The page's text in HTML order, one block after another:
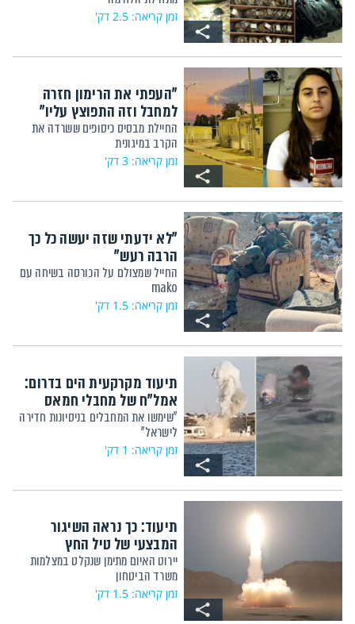
זמן קריאה: 2.5 דק'
"העפתי את הרימון חזרה
למחבל וזה התפוצץ עליו"
החיילת מבסיס כיסופים ששרדה את
הקרב במיגונית
זמן קריאה: 3 דק'
"לא ידעתי שזה יעשה כל כך
הרבה רעש"
החייל שמצולם על הכורסה בשיחה עם
mako
זמן קריאה: 1.5 דק'
תיעוד מקרקעית הים בדרום:
אמל"ח של מחבלי חמאס
"שימשו את המחבלים בניסיונות חדירה
לישראל"
זמן קריאה: 1 דק'
תיעוד: כך נראה השיגור
המבצעי של טיל החץ
יירוט האיום מתימן שנקלט במצלמות
משרד הביטחון
זמן קריאה: 1.5 דק'